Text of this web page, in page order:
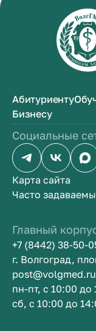
Абитуриенту
Бизнесу
Социальные
Карта сайта
Часто
Главный
+7 (8442) 38-50-
г. Волгоград,
post@volgmed.ru
пн-пт, с 10:00 до
сб, с 10:00 до